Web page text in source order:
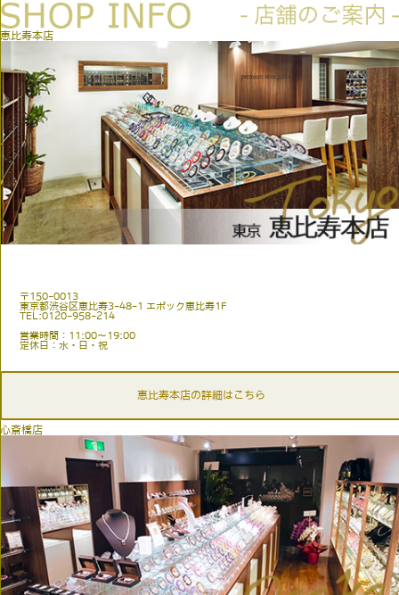
恵比寿本店
〒150-0013
東京都渋谷区恵比寿3-48-1 エポック恵比寿1F
TEL:0120-958-214
営業時間：11:00〜19:00
定休日：水・日・祝
恵比寿本店の詳細はこちら
心斎橋店